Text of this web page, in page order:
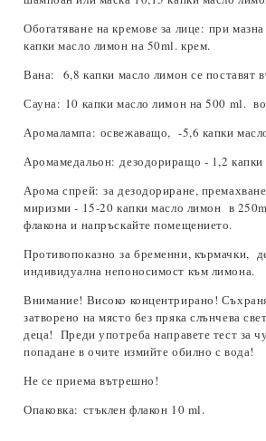
Обогатяване на кремове за лице: при
капки масло лимон на 50ml. крем.
Вана:
6,8 капки масло лимон се поставят
Сауна: 10 капки масло лимон на 500 ml.
Аромалампа: освежаващо, -5,6 капки
Аромамедальон:дезодориращо - 1,2
Арома спрей: за дезодориране,
миризми - 15-20 капки масло лимон в
флакона и напръскайте помещението.
Противопоказно за бременни, кърмачки,
индивидуална непоносимост към лимона.
Внимание! Високо концентрирано!
затворено на място без пряка слънчева
деца! Преди употреба направете тест за
попадане в очите измийте обилно с вода!
Не се приема вътрешно!
Опаковка: стъклен флакон 10 ml.